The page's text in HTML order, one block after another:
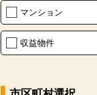
マンション
収益物件